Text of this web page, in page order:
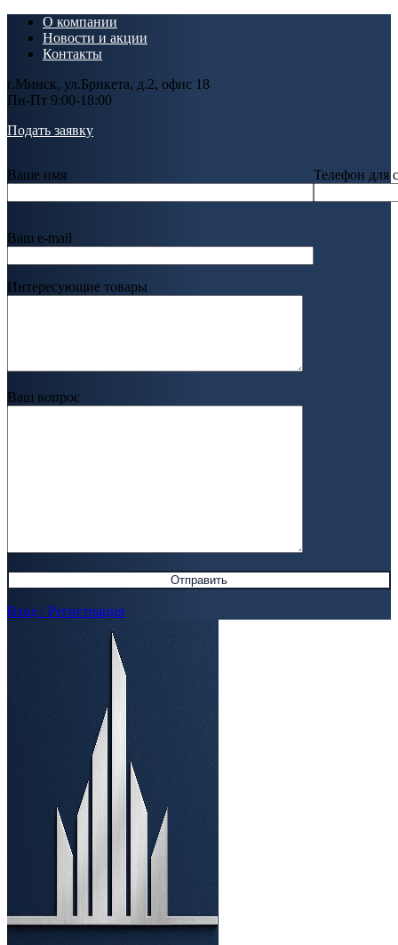
О компании
Новости и акции
Контакты
г.Минск, ул.Брикета, д.2, офис 18
Пн-Пт 9:00-18:00
Подать заявку
Ваше имя Телефон для
Ваш e-mail
Интересующие товары
Ваш вопрос
Вход / Регистрация